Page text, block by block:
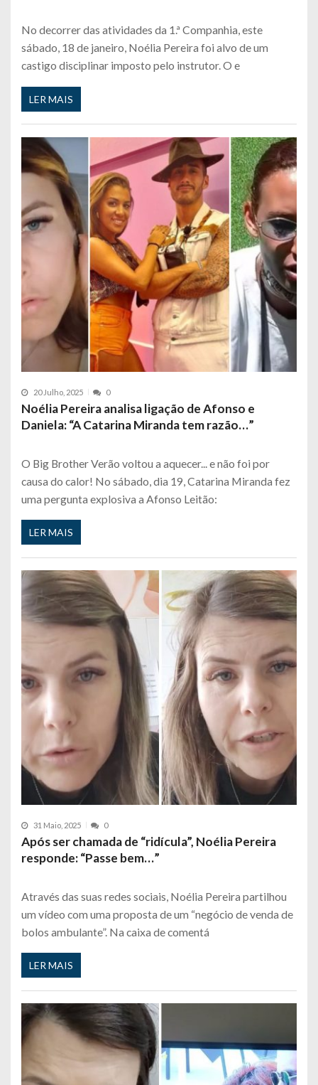
No decorrer das atividades da 1.ª Companhia, este
sábado, 18 de janeiro, Noélia Pereira foi alvo de um
castigo disciplinar imposto pelo instrutor. O e
LER MAIS
20 Julho, 2025 0
Noélia Pereira analisa ligação de Afonso e
Daniela: “A Catarina Miranda tem razão…”
O Big Brother Verão voltou a aquecer... e não foi por
causa do calor! No sábado, dia 19, Catarina Miranda fez
uma pergunta explosiva a Afonso Leitão:
LER MAIS
31 Maio, 2025 0
Após ser chamada de “ridícula”, Noélia Pereira
responde: “Passe bem…”
Através das suas redes sociais, Noélia Pereira partilhou
um vídeo com uma proposta de um “negócio de venda de
bolos ambulante”. Na caixa de comentá
LER MAIS